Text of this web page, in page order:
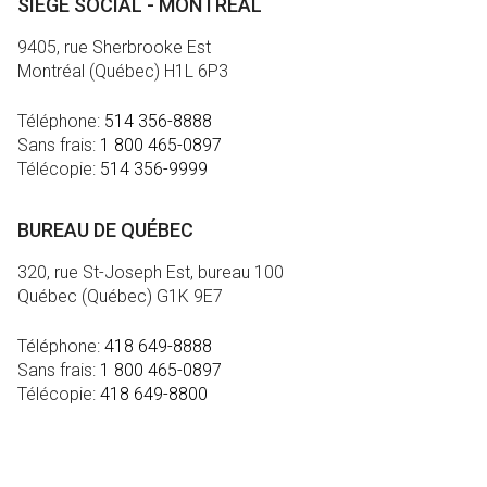
SIÈGE SOCIAL - MONTRÉAL
9405, rue Sherbrooke Est
Montréal (Québec) H1L 6P3
Téléphone: 514 356-8888
Sans frais: 1 800 465-0897
Télécopie: 514 356-9999
BUREAU DE QUÉBEC
320, rue St-Joseph Est, bureau 100
Québec (Québec) G1K 9E7
Téléphone: 418 649-8888
Sans frais: 1 800 465-0897
Télécopie: 418 649-8800